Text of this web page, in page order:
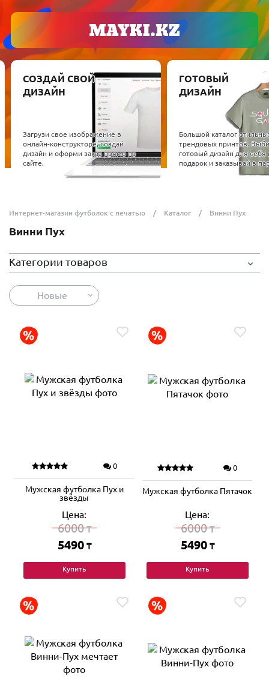
СОЗДАЙ СВОЙ
ДИЗАЙН
Загрузи свое изображение в
онлайн-конструкторе, создай
дизайн и оформи заказ прямо на
сайте.
ГОТОВЫЙ
ДИЗАЙН
Большой каталог
трендовых принтов.
готовый дизайн для себя
подарок и заказывай в
Интернет-магазин футболок с печатью Каталог Винни Пух
Винни Пух
Категории товаров
Новые
0
Мужская футболка Пух и
звёзды
Цена:
6000₸
5490 ₸
Купить
0
Мужская футболка Пятачок
Цена:
6000₸
5490 ₸
Купить